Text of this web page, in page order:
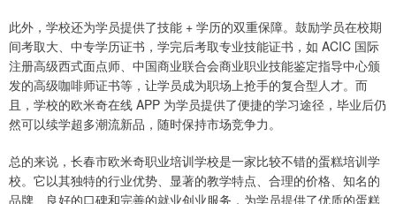
此外，学校还为学员提供了技能 + 学历的双重保障。鼓励学员在校期
间考取大、中专学历证书，学完后考取专业技能证书，如 ACIC 国际
注册高级西式面点师、中国商业联合会商业职业技能鉴定指导中心颁
发的高级咖啡师证书等，让学员成为职场上抢手的复合型人才。而
且，学校的欧米奇在线 APP 为学员提供了便捷的学习途径，毕业后仍
然可以续学超多潮流新品，随时保持市场竞争力。
总的来说，长春市欧米奇职业培训学校是一家比较不错的蛋糕培训学
校。它以其独特的行业优势、显著的教学特点、合理的价格、知名的
品牌、良好的口碑和完善的就业创业服务，为学员提供了优质的蛋糕